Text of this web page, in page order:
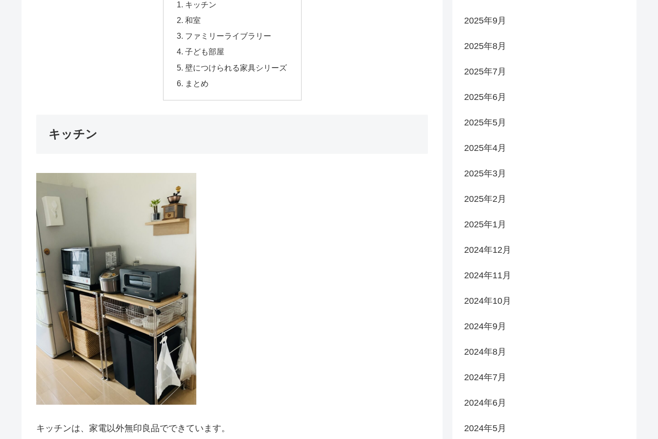
キッチン
和室
ファミリーライブラリー
子ども部屋
壁につけられる家具シリーズ
まとめ
キッチン
キッチンは、家電以外無印良品でできています。
2025年9月
2025年8月
2025年7月
2025年6月
2025年5月
2025年4月
2025年3月
2025年2月
2025年1月
2024年12月
2024年11月
2024年10月
2024年9月
2024年8月
2024年7月
2024年6月
2024年5月